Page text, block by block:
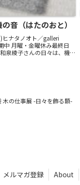
音（はたのおと）
ナタノオト／galleri
月曜・金曜休み最終日
泉綾子さんの日々は、機
木の仕事展 -日々を飾る額-
メルマガ登録 About